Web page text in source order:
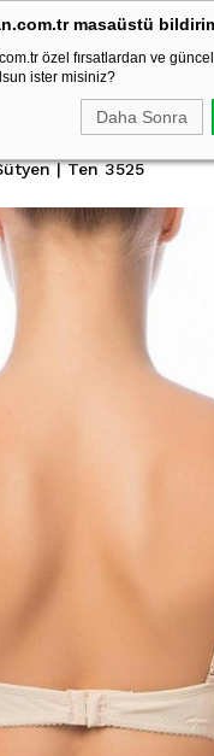
masaüstü
özel fırsatlardan ve
ister misiniz?
Daha Sonra
%30
| Ten 3525